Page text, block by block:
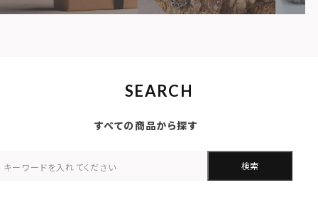
SEARCH
すべての商品から探す
検索